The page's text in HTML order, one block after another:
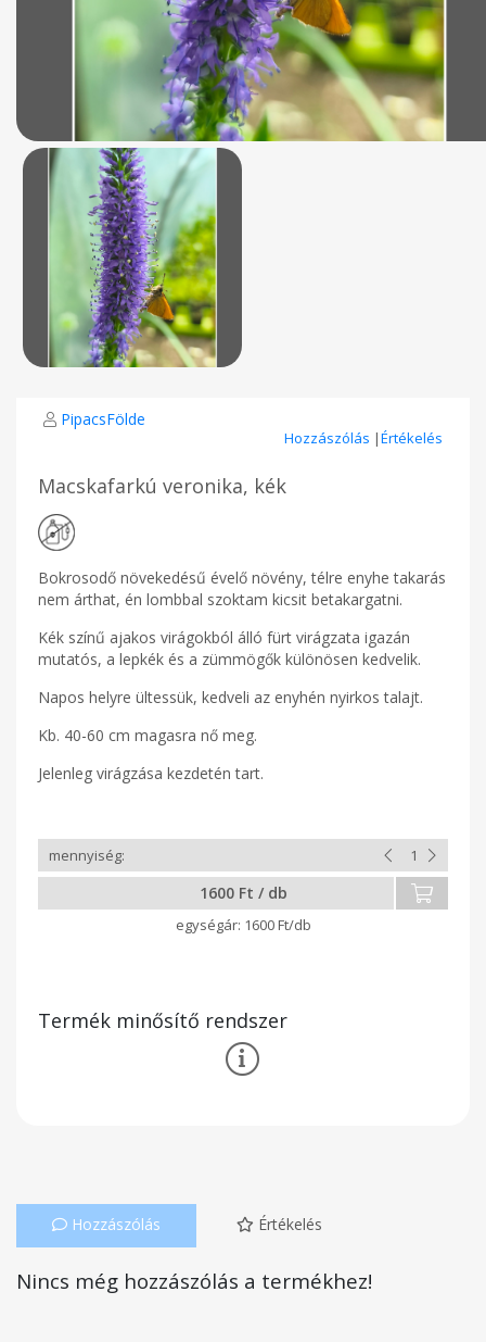
PipacsFölde
Hozzászólás |Értékelés
Macskafarkú veronika, kék
Bokrosodő növekedésű évelő növény, télre enyhe takarás
nem árthat, én lombbal szoktam kicsit betakargatni.
Kék színű ajakos virágokból álló fürt virágzata igazán
mutatós, a lepkék és a zümmögők különösen kedvelik.
Napos helyre ültessük, kedveli az enyhén nyirkos talajt.
Kb. 40-60 cm magasra nő meg.
Jelenleg virágzása kezdetén tart.
1600 Ft / db
1600 Ft/db
Termék minősítő rendszer
Hozzászólás Értékelés
Nincs még hozzászólás a termékhez!